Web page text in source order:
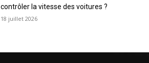
contrôler la vitesse des voitures ?
18 juillet 2026